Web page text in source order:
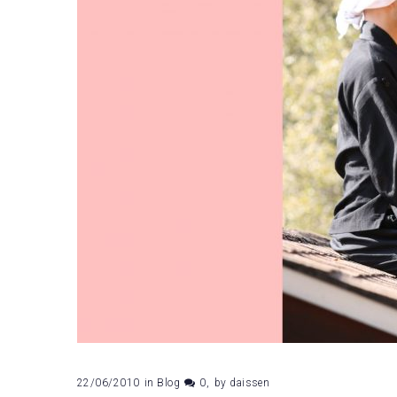
22/06/2010 in Blog 0 by daissen